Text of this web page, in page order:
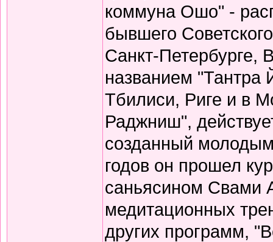
коммуна Ошо" -
бывшего
Санкт-Петербурге,
названием "Тантра
Тбилиси, Риге и в
Раджниш",
созданный
годов он прошел
саньясином
медитационных
других программ,